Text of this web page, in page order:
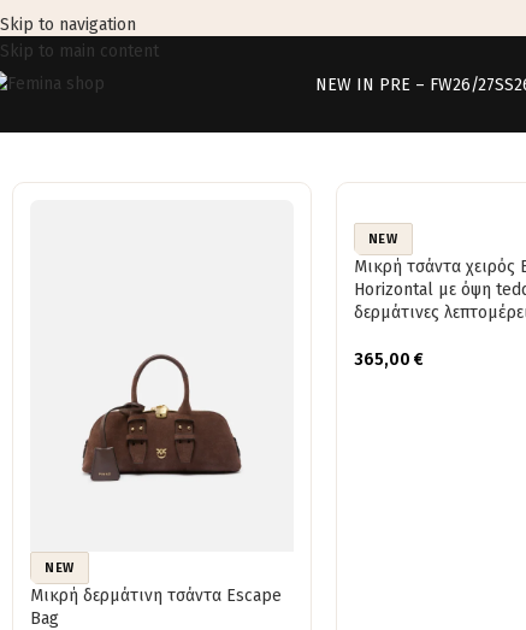
Skip to navigation
Skip to main content
NEW IN PRE – FW26/27
NEW
Μικρή δερμάτινη τσάντα Escape
Bag
NEW
Μικρή τσάντα χειρός
Horizontal με όψη
δερμάτινες
365,00 €